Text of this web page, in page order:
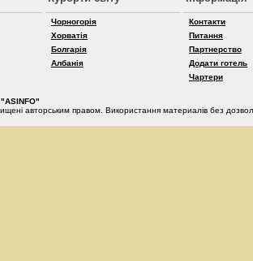
Чорногорія
Хорватія
Болгарія
Албанія
Контакти
Питання
Партнерство
Додати готель
Чартери
"ASINFO"
авторським правом. Використання материалів без